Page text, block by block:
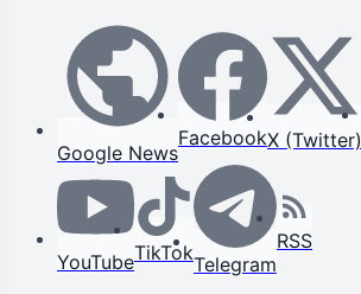
Google News
FacebookX (Twitter)
YouTubeTikTokTelegram
RSS